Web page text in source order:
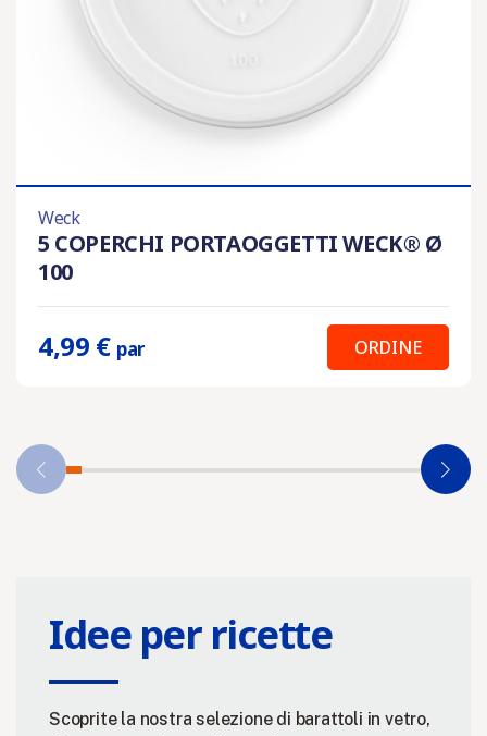
Weck
5 COPERCHI PORTAOGGETTI WECK® Ø
100
4,99 € par ORDINE
Idee per ricette
Scoprite la nostra selezione di barattoli in vetro,